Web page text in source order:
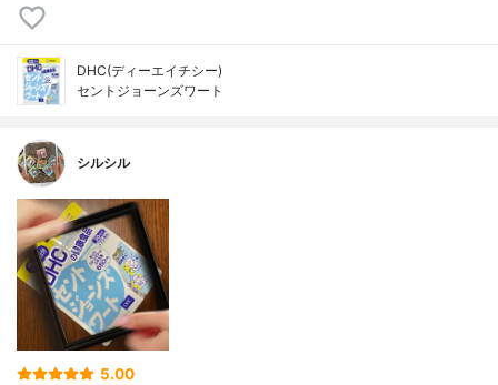
DHC(ディーエイチシー)
セントジョーンズワート
シルシル
5.00